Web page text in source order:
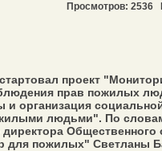
Просмотров: 2536
проект
прав пожилых
организация
людьми". По
директора Общественного
для пожилых" Светланы